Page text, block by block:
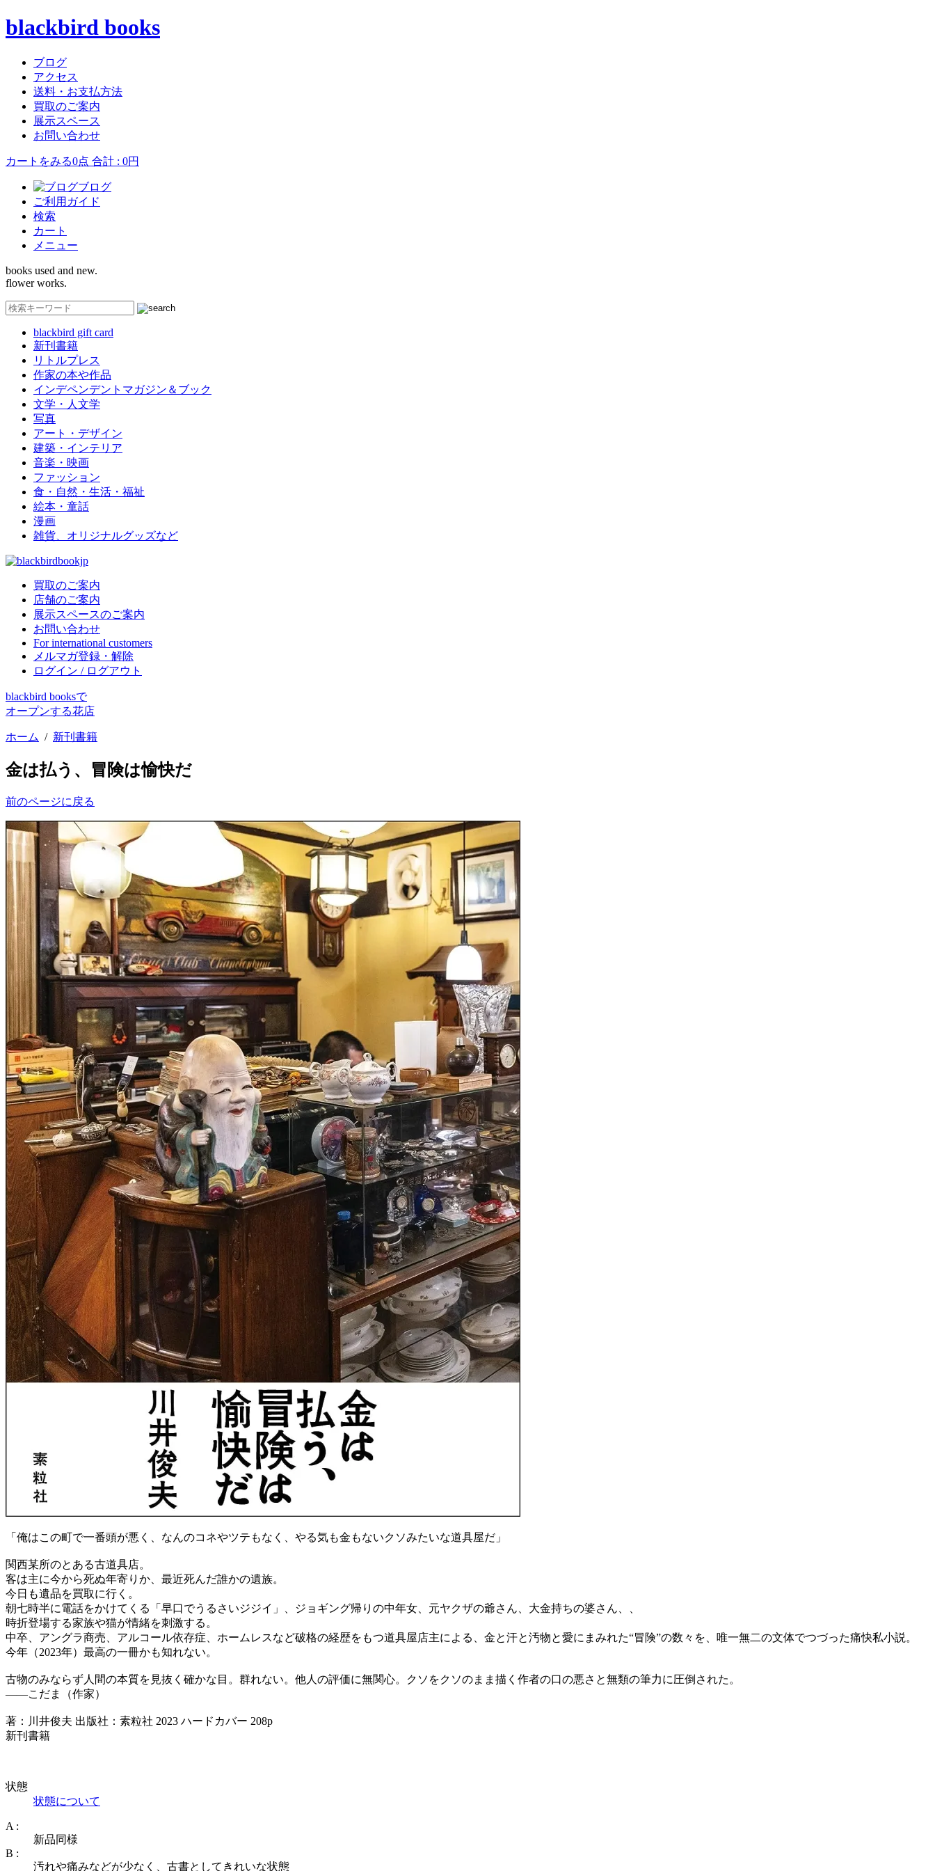
blackbird books
ブログ
アクセス
送料・お支払方法
買取のご案内
展示スペース
お問い合わせ
カートをみる0点 合計 : 0円
ブログ
ご利用ガイド
検索
カート
メニュー
books used and new.
flower works.
blackbird gift card
新刊書籍
リトルプレス
作家の本や作品
インデペンデントマガジン＆ブック
文学・人文学
写真
アート・デザイン
建築・インテリア
音楽・映画
ファッション
食・自然・生活・福祉
絵本・童話
漫画
雑貨、オリジナルグッズなど
買取のご案内
店舗のご案内
展示スペースのご案内
お問い合わせ
For international customers
メルマガ登録・解除
ログイン / ログアウト
blackbird booksで
オープンする花店
ホーム / 新刊書籍
金は払う、冒険は愉快だ
前のページに戻る
「俺はこの町で一番頭が悪く、なんのコネやツテもなく、やる気も金もないクソみたいな道具屋だ」
関西某所のとある古道具店。
客は主に今から死ぬ年寄りか、最近死んだ誰かの遺族。
今日も遺品を買取に行く。
朝七時半に電話をかけてくる「早口でうるさいジジイ」、ジョギング帰りの中年女、元ヤクザの爺さん、大金持ちの婆さん、、
時折登場する家族や猫が情緒を刺激する。
中卒、アングラ商売、アルコール依存症、ホームレスなど破格の経歴をもつ道具屋店主による、金と汗と汚物と愛にまみれた“冒険”の数々を、唯一無二の文体でつづった痛快私小説。
今年（2023年）最高の一冊かも知れない。
古物のみならず人間の本質を見抜く確かな目。群れない。他人の評価に無関心。クソをクソのまま描く作者の口の悪さと無類の筆力に圧倒された。
――こだま（作家）
著：川井俊夫 出版社：素粒社 2023 ハードカバー 208p
新刊書籍
状態
状態について
A :
新品同様
B :
汚れや痛みなどが少なく、古書としてきれいな状態